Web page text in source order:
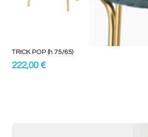
TRICK POP (h 75/65)
222,00 €